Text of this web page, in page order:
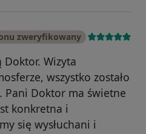
zweryfikowany
Wizyta
wszystko zostało
Pani Doktor ma świetne
konkretna i
się wysłuchani i